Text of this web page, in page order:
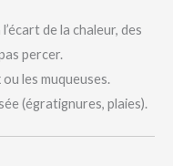
l’écart de la chaleur, des
percer.
les muqueuses.
(égratignures, plaies).